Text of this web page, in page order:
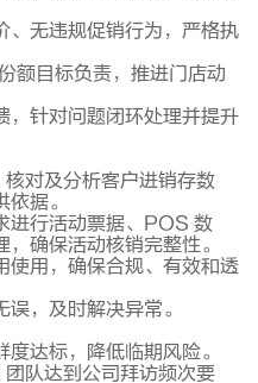
、无违规促销行为，严格执
额目标负责，推进门店动
，针对问题闭环处理并提升
对及分析客户进销存数
据。
进行活动票据、POS 数
确保活动核销完整性。
使用，确保合规、有效和透
，及时解决异常。
达标，降低临期风险。
队达到公司拜访频次要